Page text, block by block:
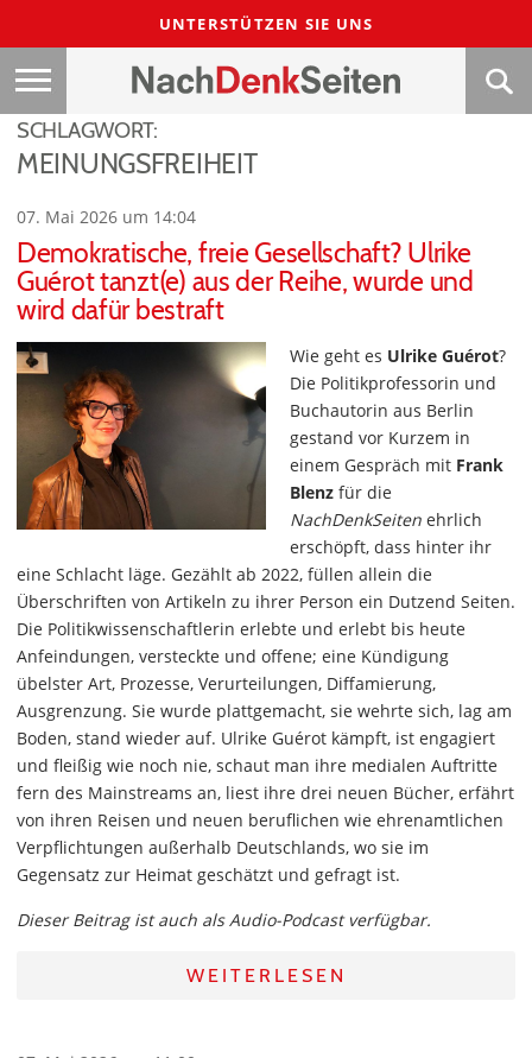
UNTERSTÜTZEN SIE UNS
SCHLAGWORT:
MEINUNGSFREIHEIT
07. Mai 2026 um 14:04
Demokratische, freie Gesellschaft? Ulrike
Guérot tanzt(e) aus der Reihe, wurde und
wird dafür bestraft
Wie geht es Ulrike Guérot?
Die Politikprofessorin und
Buchautorin aus Berlin
gestand vor Kurzem in
einem Gespräch mit Frank
Blenz für die
NachDenkSeiten ehrlich
erschöpft, dass hinter ihr
eine Schlacht läge. Gezählt ab 2022, füllen allein die
Überschriften von Artikeln zu ihrer Person ein Dutzend Seiten.
Die Politikwissenschaftlerin erlebte und erlebt bis heute
Anfeindungen, versteckte und offene; eine Kündigung
übelster Art, Prozesse, Verurteilungen, Diffamierung,
Ausgrenzung. Sie wurde plattgemacht, sie wehrte sich, lag am
Boden, stand wieder auf. Ulrike Guérot kämpft, ist engagiert
und fleißig wie noch nie, schaut man ihre medialen Auftritte
fern des Mainstreams an, liest ihre drei neuen Bücher, erfährt
von ihren Reisen und neuen beruflichen wie ehrenamtlichen
Verpflichtungen außerhalb Deutschlands, wo sie im
Gegensatz zur Heimat geschätzt und gefragt ist.
Dieser Beitrag ist auch als Audio-Podcast verfügbar.
WEITERLESEN